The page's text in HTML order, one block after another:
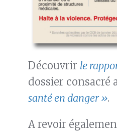
Découvrir le
dossier consacré
santé en danger ».
A revoir